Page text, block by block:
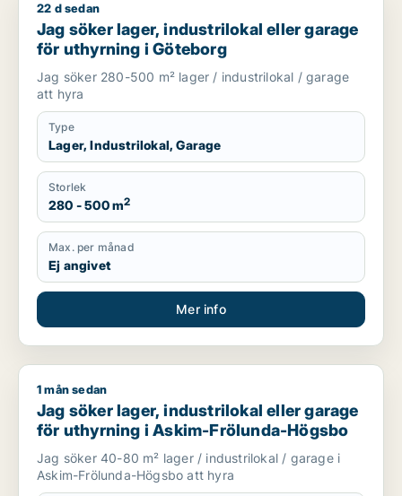
Jag söker lager, industrilokal eller garage för uthyrning i
22 d sedan
Jag söker lager, industrilokal eller garage
för uthyrning i Göteborg
Jag söker 280-500 m² lager / industrilokal / garage
att hyra
Type
Lager, Industrilokal, Garage
Storlek
280 - 500 m2
Max. per månad
Ej angivet
Mer info
Jag söker lager, industrilokal eller garage för uthyrning i
1 mån sedan
Jag söker lager, industrilokal eller garage
för uthyrning i Askim-Frölunda-Högsbo
Jag söker 40-80 m² lager / industrilokal / garage i
Askim-Frölunda-Högsbo att hyra